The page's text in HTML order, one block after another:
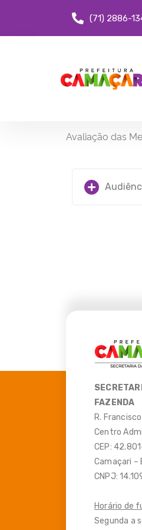
(71) 2886-
Avaliação das
FAZENDA
R.
Centro
CEP:
Camaçari –
CNPJ:
Horário de
Segunda a